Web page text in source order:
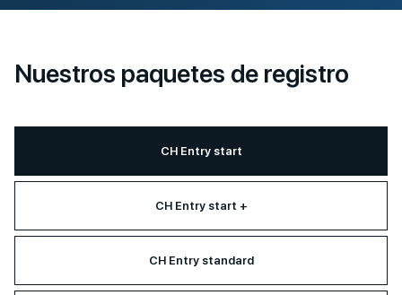
Nuestros paquetes de registro
CH Entry start
CH Entry start +
CH Entry standard